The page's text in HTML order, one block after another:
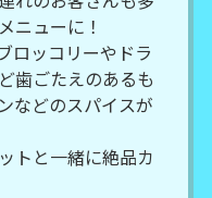
ニューに！
ロッコリーやドラ
歯ごたえのあるも
などのスパイスが
トと一緒に絶品カ